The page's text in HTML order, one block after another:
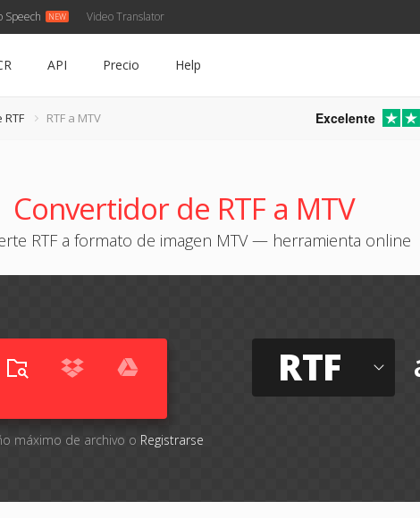
Speech Video Translator
API Precio Help
RTF a MTV Excelente
Convertidor de RTF a MTV
RTF a formato de imagen MTV — herramienta online
máximo de archivo o Registrarse
RTF